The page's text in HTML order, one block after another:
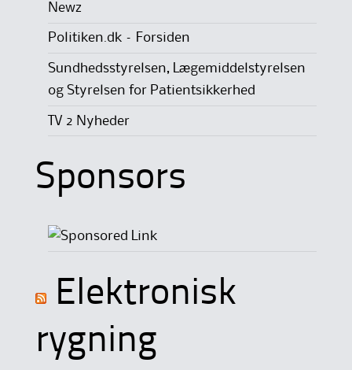
Newz
Politiken.dk – Forsiden
Sundhedsstyrelsen, Lægemiddelstyrelsen
og Styrelsen for Patientsikkerhed
TV 2 Nyheder
Sponsors
Elektronisk
rygning